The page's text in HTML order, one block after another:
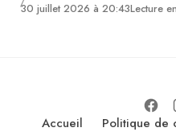
30 juillet 2026 à 20:43Lecture
Accueil Politique de